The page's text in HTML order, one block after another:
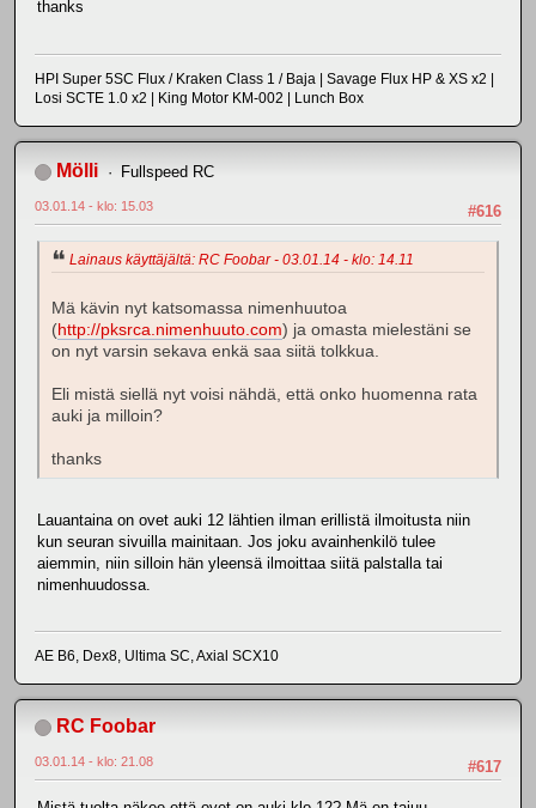
thanks
HPI Super 5SC Flux / Kraken Class 1 / Baja | Savage Flux HP & XS x2 |
Losi SCTE 1.0 x2 | King Motor KM-002 | Lunch Box
Mölli Fullspeed RC
#616
03.01.14 - klo: 15.03
Lainaus käyttäjältä: RC Foobar - 03.01.14 - klo: 14.11
Mä kävin nyt katsomassa nimenhuutoa
(http://pksrca.nimenhuuto.com) ja omasta mielestäni se
on nyt varsin sekava enkä saa siitä tolkkua.
Eli mistä siellä nyt voisi nähdä, että onko huomenna rata
auki ja milloin?
thanks
Lauantaina on ovet auki 12 lähtien ilman erillistä ilmoitusta niin
kun seuran sivuilla mainitaan. Jos joku avainhenkilö tulee
aiemmin, niin silloin hän yleensä ilmoittaa siitä palstalla tai
nimenhuudossa.
AE B6, Dex8, Ultima SC, Axial SCX10
RC Foobar
#617
03.01.14 - klo: 21.08